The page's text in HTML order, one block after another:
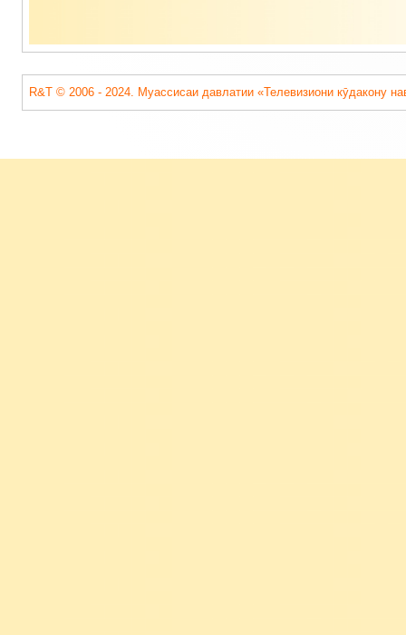
R&T © 2006 - 2024. Муассисаи давлатии «Телевизиони кӯдакону